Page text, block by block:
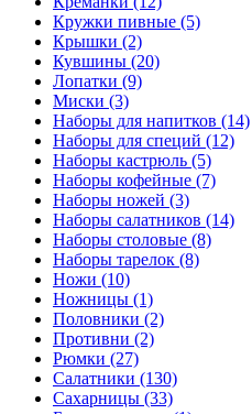
Кружки пивные (5)
Крышки (2)
Кувшины (20)
Лопатки (9)
Миски (3)
Наборы для напитков (14)
Наборы для специй (12)
Наборы кастрюль (5)
Наборы кофейные (7)
Наборы ножей (3)
Наборы салатников (14)
Наборы столовые (8)
Наборы тарелок (8)
Ножи (10)
Ножницы (1)
Половники (2)
Противни (2)
Рюмки (27)
Салатники (130)
Сахарницы (33)